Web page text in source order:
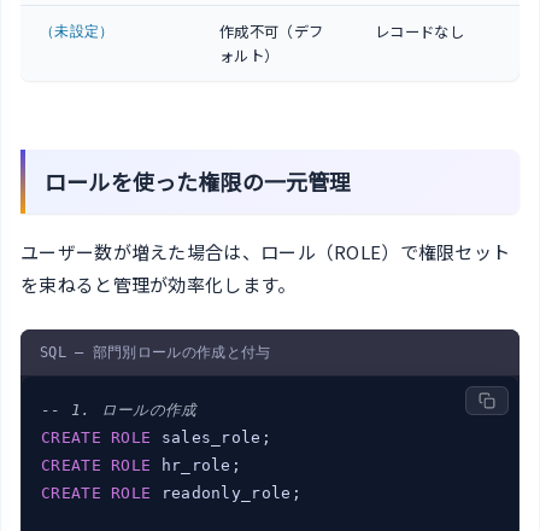
（未設定）
作成不可（デフ
ォルト）
レコードなし
ロールを使った権限の一元管理
ユーザー数が増えた場合は、ロール（ROLE）で権限セット
を束ねると管理が効率化します。
SQL — 部門別ロールの作成と付与
-- 1. ロールの作成
CREATE
ROLE
CREATE
ROLE
CREATE
ROLE readonly_role;